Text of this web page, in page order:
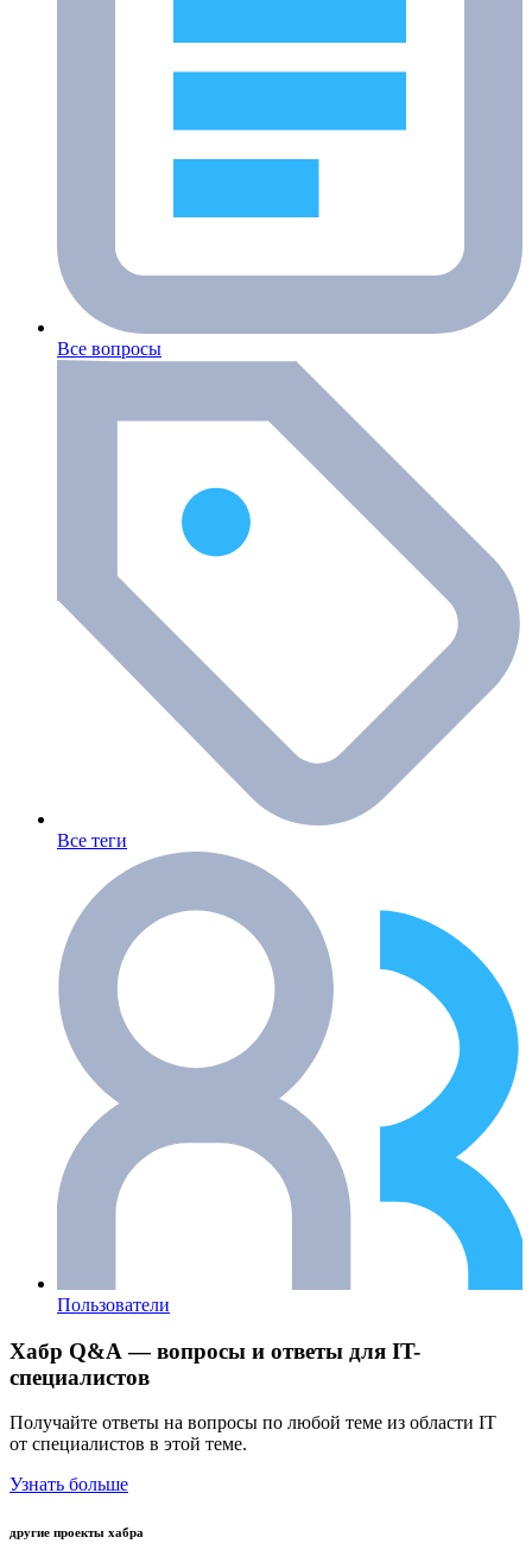
Все вопросы
Все теги
Пользователи
Хабр Q&A — вопросы и ответы для IT-
специалистов
Получайте ответы на вопросы по любой теме из области IT
от специалистов в этой теме.
Узнать больше
другие проекты хабра